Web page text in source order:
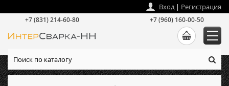
Вход| Регистрация
+7 (831) 214-60-80 +7 (960) 160-00-50